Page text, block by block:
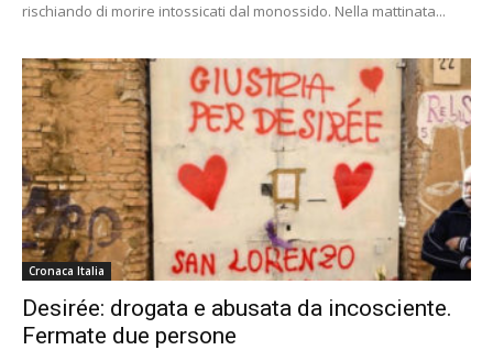
rischiando di morire intossicati dal monossido. Nella mattinata...
Cronaca Italia
Desirée: drogata e abusata da incosciente.
Fermate due persone